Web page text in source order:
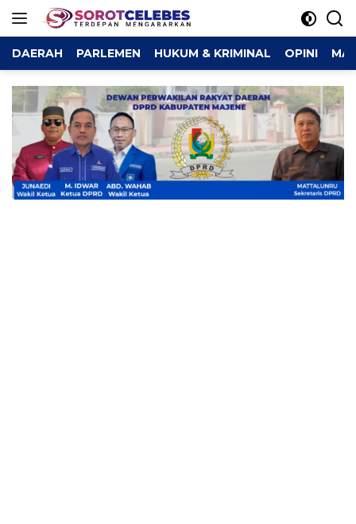
DAERAH PARLEMEN HUKUM & KRIMINAL OPINI